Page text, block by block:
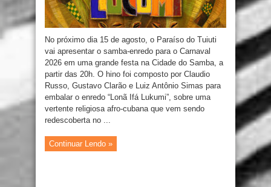
No próximo dia 15 de agosto, o Paraíso do Tuiuti
vai apresentar o samba-enredo para o Carnaval
2026 em uma grande festa na Cidade do Samba, a
partir das 20h. O hino foi composto por Claudio
Russo, Gustavo Clarão e Luiz Antônio Simas para
embalar o enredo “Lonã Ifá Lukumi”, sobre uma
vertente religiosa afro-cubana que vem sendo
redescoberta no ...
Continuar Lendo »